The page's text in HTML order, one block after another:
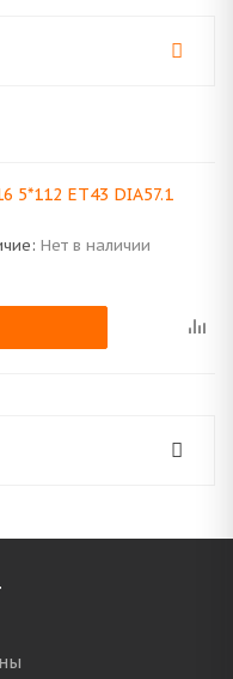
5*112 ET43 DIA57.1
Нет в наличии